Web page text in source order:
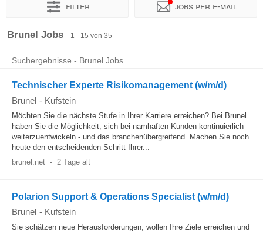
Filter Jobs per e-mail
Sortieren nach Unternehmen
Brunel Jobs 1 - 15 von 35
Suchergebnisse - Brunel Jobs
Technischer Experte Risikomanagement (w/m/d)
Brunel - Kufstein
Möchten Sie die nächste Stufe in Ihrer Karriere erreichen? Bei Brunel
haben Sie die Möglichkeit, sich bei namhaften Kunden kontinuierlich
weiterzuentwickeln - und das branchenübergreifend. Machen Sie noch
heute den entscheidenden Schritt Ihrer...
brunel.net - 2 Tage alt
Polarion Support & Operations Specialist (w/m/d)
Brunel - Kufstein
Sie schätzen neue Herausforderungen, wollen Ihre Ziele erreichen und